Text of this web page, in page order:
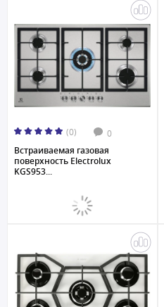
(0) 0
Встраиваемая газовая
поверхность Electrolux
KGS953...